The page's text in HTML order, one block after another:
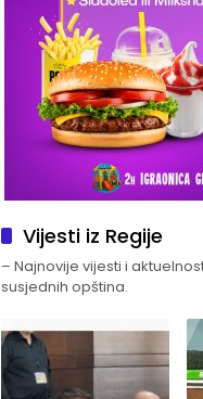
Vijesti iz Regije
– Najnovije vijesti i
susjednih opština.